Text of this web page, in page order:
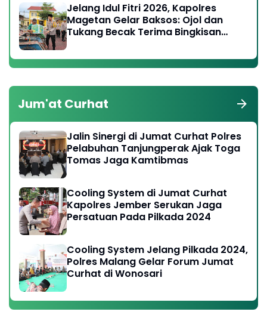
Jelang Idul Fitri 2026, Kapolres
Magetan Gelar Baksos: Ojol dan
Tukang Becak Terima Bingkisan
Jum'at Curhat
Jalin Sinergi di Jumat Curhat Polres
Pelabuhan Tanjungperak Ajak Toga
Tomas Jaga Kamtibmas
Cooling System di Jumat Curhat
Kapolres Jember Serukan Jaga
Persatuan Pada Pilkada 2024
Cooling System Jelang Pilkada 2024,
Polres Malang Gelar Forum Jumat
Curhat di Wonosari